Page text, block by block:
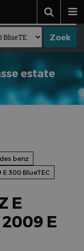
estate
benz
E 300 BlueTEC
E
2009 E